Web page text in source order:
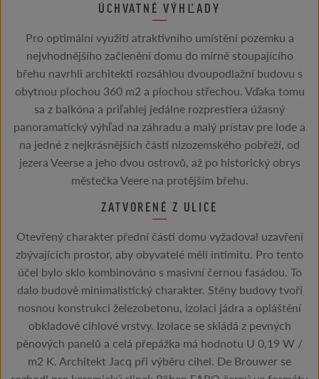
ÚCHVATNÉ VÝHĽADY
Pro optimální využití atraktivního umístění pozemku a
nejvhodnějšího začlenění domu do mírně stoupajícího
břehu navrhli architekti rozsáhlou dvoupodlažní budovu s
obytnou plochou 360 m2 a plochou střechou. Vďaka tomu
sa z balkóna a priľahlej jedálne rozprestiera úžasný
panoramatický výhľad na záhradu a malý prístav pre lode a
na jedné z nejkrásnějších částí nizozemského pobřeží, od
jezera Veerse a jeho dvou ostrovů, až po historický obrys
městečka Veere na protějším břehu.
ZATVORENÉ Z ULICE
Otevřený charakter přední části domu vyžadoval uzavření
zbývajících prostor, aby obyvatelé měli intimitu. Pro tento
účel bylo sklo kombinováno s masivní černou fasádou. To
dalo budově minimalistický charakter. Stěny budovy tvoří
nosnou konstrukci železobetonu, izolaci jádra a opláštění
obkladové cihlové vrstvy. Izolace se skládá z pevných
pěnových panelů a celá přepážka má hodnotu U 0,19 W /
m2 K. Architekt Jacq při výběru cihel. De Brouwer se